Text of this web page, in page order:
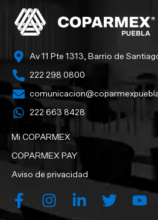
Av 11 Pte 1313, Barrio de
222 298 0800
222 663 8428‬
Mi COPARMEX
COPARMEX PAY
Aviso de privacidad